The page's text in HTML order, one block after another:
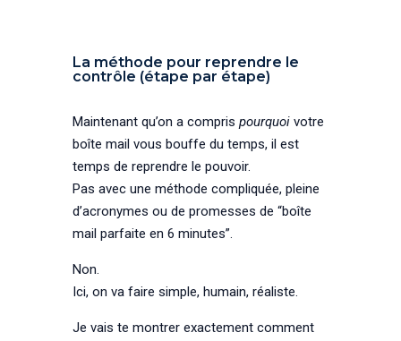
La méthode pour reprendre le
contrôle (étape par étape)
Maintenant qu’on a compris pourquoivotre
boîte mail vous bouffe du temps, il est
temps de reprendre le pouvoir.
Pas avec une méthode compliquée, pleine
d’acronymes ou de promesses de “boîte
mail parfaite en 6 minutes”.
Non.
Ici, on va faire simple, humain, réaliste.
Je vais te montrer exactement comment